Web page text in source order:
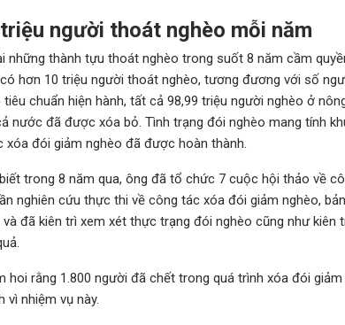
người thoát nghèo mỗi năm
những thành tựu thoát nghèo trong suốt 8 năm cầm
hơn 10 triệu người thoát nghèo, tương đương với số
chuẩn hiện hành, tất cả 98,99 triệu người nghèo ở
nước đã được xóa bỏ. Tình trạng đói nghèo mang tính
xóa đói giảm nghèo đã được hoàn thành.
trong 8 năm qua, ông đã tổ chức 7 cuộc hội thảo về
nghiên cứu thực thi về công tác xóa đói giảm nghèo,
đã kiên trì xem xét thực trạng đói nghèo cũng như kiên
hoi rằng 1.800 người đã chết trong quá trình xóa đói
vì nhiệm vụ này.